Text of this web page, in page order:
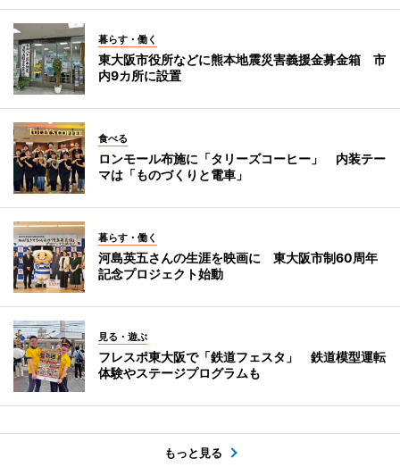
暮らす・働く
東大阪市役所などに熊本地震災害義援金募金箱 市
内9カ所に設置
食べる
ロンモール布施に「タリーズコーヒー」 内装テー
マは「ものづくりと電車」
暮らす・働く
河島英五さんの生涯を映画に 東大阪市制60周年
記念プロジェクト始動
見る・遊ぶ
フレスポ東大阪で「鉄道フェスタ」 鉄道模型運転
体験やステージプログラムも
もっと見る